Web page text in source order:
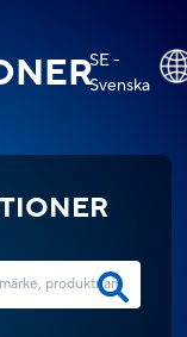
SE -
Svenska